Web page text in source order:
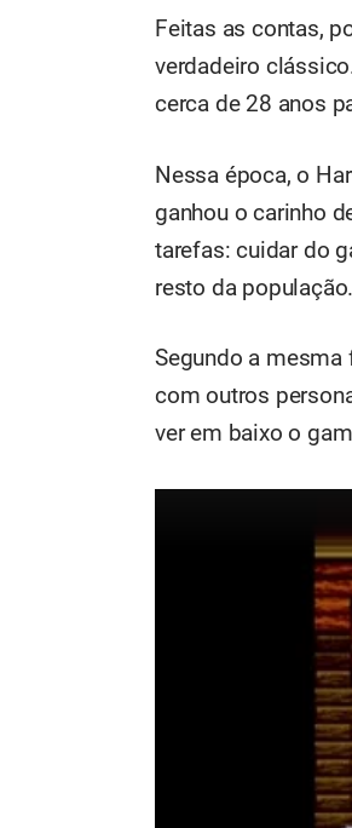
Feitas as contas,
verdadeiro
cerca de 28 anos
Nessa época, o
ganhou o carinho
tarefas: cuidar do
resto da população.
Segundo a mesma
com outros
ver em baixo o